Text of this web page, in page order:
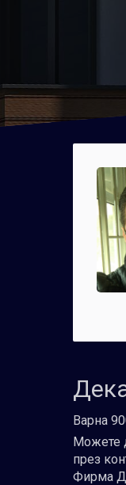
Варна
Можете
през
Фирма